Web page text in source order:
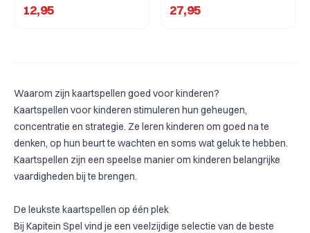
12,95 27,95
Waarom zijn kaartspellen goed voor kinderen?
Kaartspellen voor kinderen stimuleren hun geheugen,
concentratie en strategie. Ze leren kinderen om goed na te
denken, op hun beurt te wachten en soms wat geluk te hebben.
Kaartspellen zijn een speelse manier om kinderen belangrijke
vaardigheden bij te brengen.
De leukste kaartspellen op één plek
Bij Kapitein Spel vind je een veelzijdige selectie van de beste